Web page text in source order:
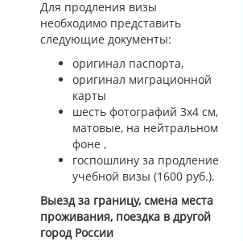
Для продления визы
необходимо представить
следующие документы:
оригинал паспорта,
оригинал миграционной
карты
шесть фотографий 3х4 см,
матовые, на нейтральном
фоне ,
госпошлину за продление
учебной визы (1600 руб.).
Выезд за границу, смена места
проживания, поездка в другой
город России